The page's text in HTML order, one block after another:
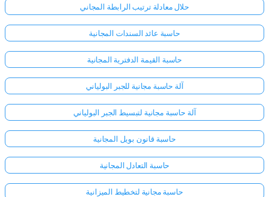
حلال معادلة ترتيب الرابطة المجاني
حاسبة عائد السندات المجانية
حاسبة القيمة الدفترية المجانية
آلة حاسبة مجانية للجبر البولياني
آلة حاسبة مجانية لتبسيط الجبر البولياني
حاسبة قانون بويل المجانية
حاسبة التعادل المجانية
حاسبة مجانية لتخطيط الميزانية